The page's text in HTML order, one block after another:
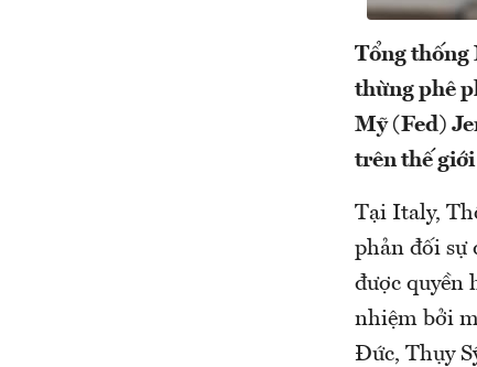
Tổng thống
thừng phê
Mỹ (Fed)
trên thế giới
Tại Italy,
phản đối sự
được quyền
nhiệm bởi
Đức, Thụy